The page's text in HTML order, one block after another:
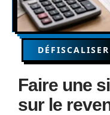
DÉFISCALISER
Faire une
sur le